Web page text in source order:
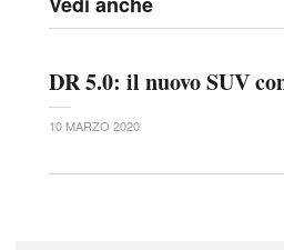
DR 5.0: il nuovo SUV
10 MARZO 2020